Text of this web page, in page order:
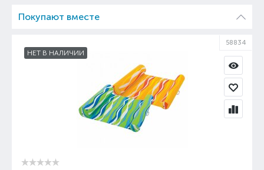
Покупают вместе
НЕТ В НАЛИЧИИ
58834